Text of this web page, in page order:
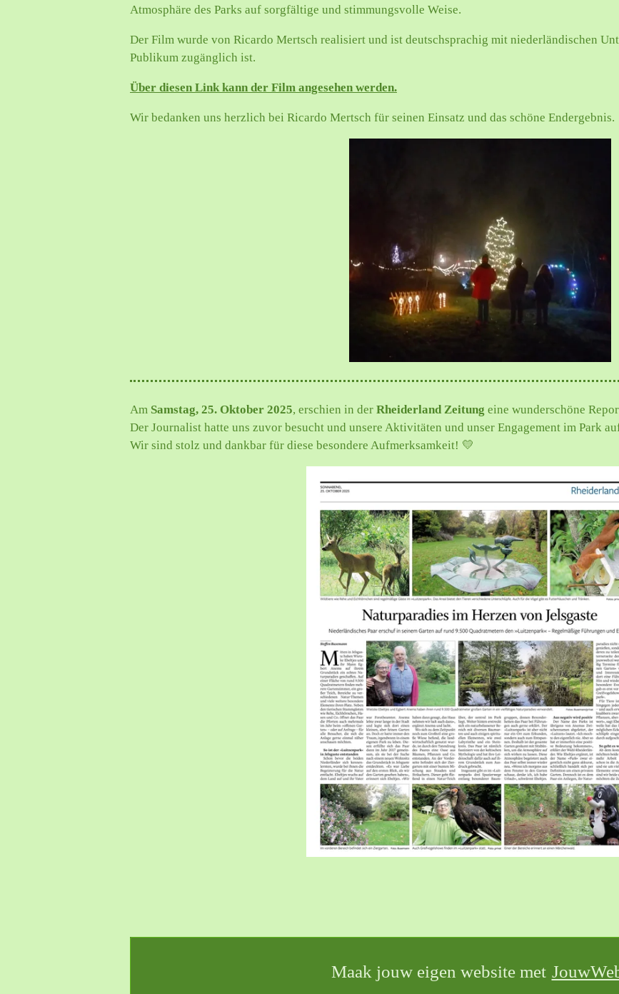
Atmosphäre des Parks auf sorgfältige und stimmungsvolle Weise.
Der Film wurde von Ricardo Mertsch realisiert und ist deutschsprachig mit niederländischen
Publikum zugänglich ist.
Über diesen Link kann der Film angesehen werden.
Wir bedanken uns herzlich bei Ricardo Mertsch für seinen Einsatz und das schöne Endergebnis.
Am Samstag, 25. Oktober 2025, erschien in der Rheiderland Zeitung eine wunderschöne
Der Journalist hatte uns zuvor besucht und unsere Aktivitäten und unser Engagement im Park
Wir sind stolz und dankbar für diese besondere Aufmerksamkeit! 💛
Maak jouw eigen website met